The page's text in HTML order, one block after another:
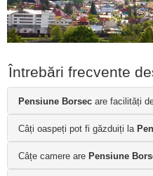
Întrebări frecvente
Pensiune Borsec are facilități
Câți oaspeți pot fi găzduiți la
Câțe camere are Pensiune